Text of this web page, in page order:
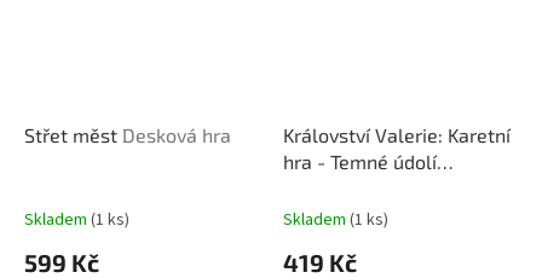
Střet měst Desková hra
Skladem (1 ks)
599 Kč
Království Valerie: Karetní
hra - Temné údolí
Skladem (1 ks)
419 Kč